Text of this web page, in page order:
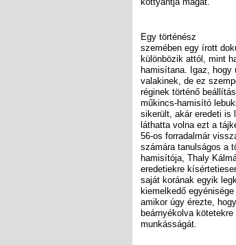
Egy történész
szemében egy írott
különbözik attól, mint
hamisítana. Igaz, hogy
valakinek, de ez
réginek történő
műkincs-hamisító
sikerült, akár eredeti is
láthatta volna ezt a
56-os forradalmár
számára tanulságos a
hamisítója, Thaly
eredetiekre
saját korának egyik
kiemelkedő
amikor úgy érezte,
beárnyékolva
munkásságát.